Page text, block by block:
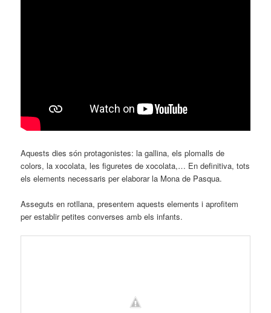
Aquests dies són protagonistes: la gallina, els plomalls de
colors, la xocolata, les figuretes de xocolata,… En definitiva, tots
els elements necessaris per elaborar la Mona de Pasqua.
Asseguts en rotllana, presentem aquests elements i aprofitem
per establir petites converses amb els infants.